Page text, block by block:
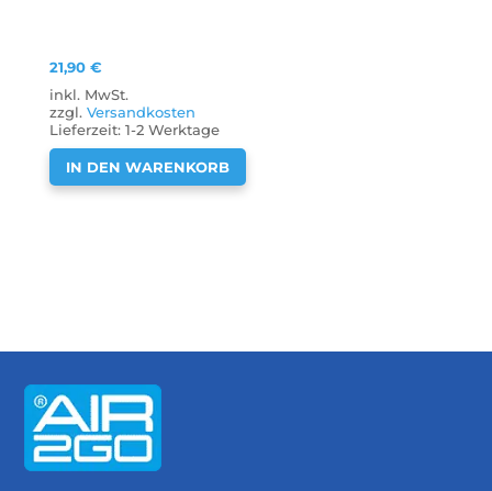
21,90€
inkl. MwSt.
zzgl.Versandkosten
Lieferzeit:1-2 Werktage
IN DEN WARENKORB